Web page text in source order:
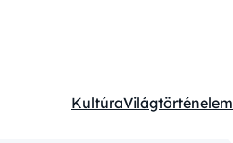
Kategóriák:
KultúraVilágtörténelem